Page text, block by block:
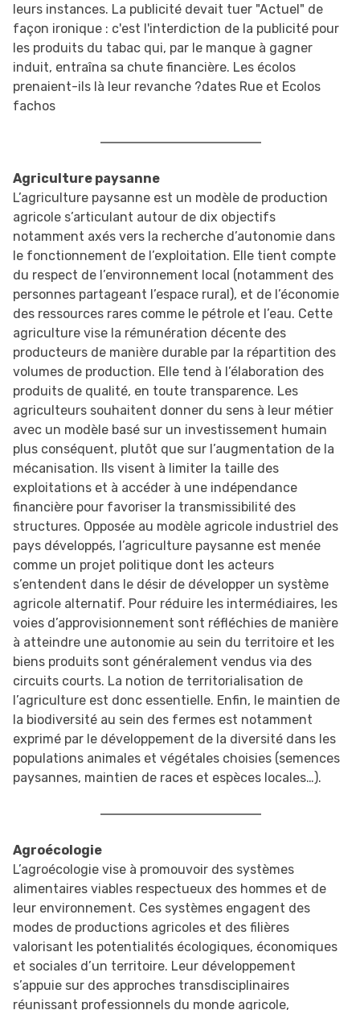
leurs instances. La publicité devait tuer "Actuel" de
façon ironique : c'est l'interdiction de la publicité pour
les produits du tabac qui, par le manque à gagner
induit, entraîna sa chute financière. Les écolos
prenaient-ils là leur revanche ?dates Rue et Ecolos
fachos
Agriculture paysanne
L’agriculture paysanne est un modèle de production
agricole s’articulant autour de dix objectifs
notamment axés vers la recherche d’autonomie dans
le fonctionnement de l’exploitation. Elle tient compte
du respect de l’environnement local (notamment des
personnes partageant l’espace rural), et de l’économie
des ressources rares comme le pétrole et l’eau. Cette
agriculture vise la rémunération décente des
producteurs de manière durable par la répartition des
volumes de production. Elle tend à l’élaboration des
produits de qualité, en toute transparence. Les
agriculteurs souhaitent donner du sens à leur métier
avec un modèle basé sur un investissement humain
plus conséquent, plutôt que sur l’augmentation de la
mécanisation. Ils visent à limiter la taille des
exploitations et à accéder à une indépendance
financière pour favoriser la transmissibilité des
structures. Opposée au modèle agricole industriel des
pays développés, l’agriculture paysanne est menée
comme un projet politique dont les acteurs
s’entendent dans le désir de développer un système
agricole alternatif. Pour réduire les intermédiaires, les
voies d’approvisionnement sont réfléchies de manière
à atteindre une autonomie au sein du territoire et les
biens produits sont généralement vendus via des
circuits courts. La notion de territorialisation de
l’agriculture est donc essentielle. Enfin, le maintien de
la biodiversité au sein des fermes est notamment
exprimé par le développement de la diversité dans les
populations animales et végétales choisies (semences
paysannes, maintien de races et espèces locales…).
Agroécologie
L’agroécologie vise à promouvoir des systèmes
alimentaires viables respectueux des hommes et de
leur environnement. Ces systèmes engagent des
modes de productions agricoles et des filières
valorisant les potentialités écologiques, économiques
et sociales d’un territoire. Leur développement
s’appuie sur des approches transdisciplinaires
réunissant professionnels du monde agricole,